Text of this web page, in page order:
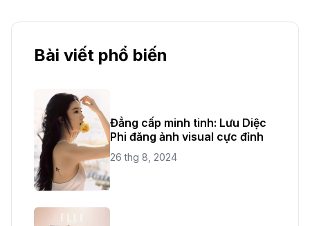
Bài viết phổ biến
Đẳng cấp minh tinh: Lưu Diệc
Phi đăng ảnh visual cực đỉnh
26 thg 8, 2024